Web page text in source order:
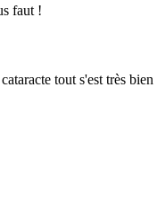
faut !
tout s'est très